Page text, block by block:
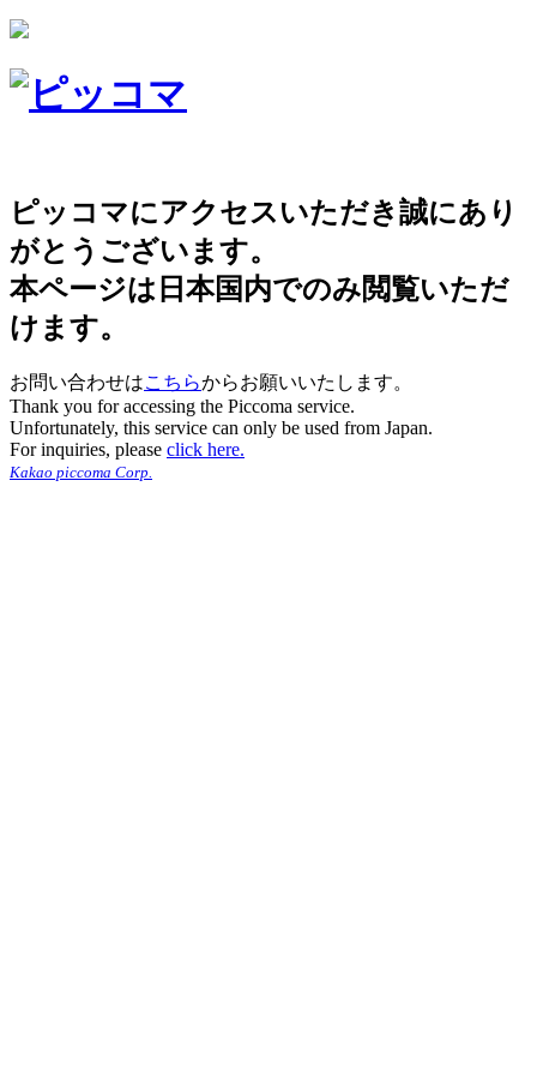
ピッコマにアクセスいただき誠にあり
がとうございます。
本ページは日本国内でのみ閲覧いただ
けます。
お問い合わせはこちらからお願いいたします。
Thank you for accessing the Piccoma service.
Unfortunately, this service can only be used from Japan.
For inquiries, please click here.
Kakao piccoma Corp.